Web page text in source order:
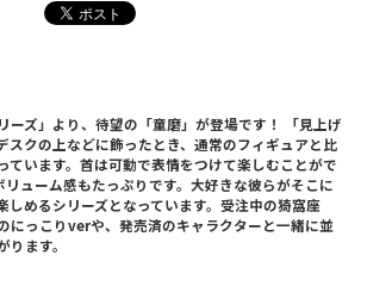
ーズ」より、待望の「童磨」が登場です！ 「見上げ
スクの上などに飾ったとき、通常のフィギュアと比
ています。首は可動で表情をつけて楽しむことがで
ューム感もたっぷりです。大好きな彼らがそこに
しめるシリーズとなっています。受注中の猗窩座
にっこりverや、発売済のキャラクターと一緒に並
ます。